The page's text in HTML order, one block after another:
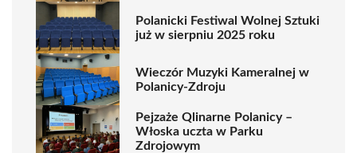
Polanicki Festiwal Wolnej Sztuki
już w sierpniu 2025 roku
Wieczór Muzyki Kameralnej w
Polanicy-Zdroju
Pejzaże Qlinarne Polanicy –
Włoska uczta w Parku
Zdrojowym